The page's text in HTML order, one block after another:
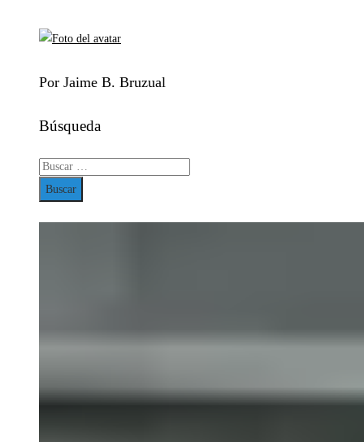
Por Jaime B. Bruzual
Búsqueda
Buscar: